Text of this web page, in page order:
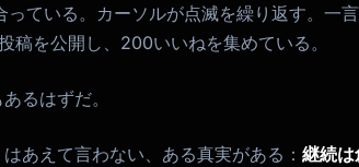
ている。カーソルが点滅を繰り返す。一
稿を公開し、200いいねを集めている。
るはずだ。
あえて言わない、ある真実がある： 継続は